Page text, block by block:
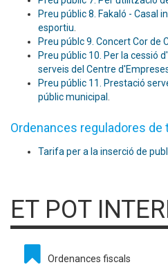
Preu públic 8. Fakaló - Casal
esportiu
Preu públc 9. Concert Cor de
Preu públic 10. Per la cessió
serveis del Centre
Preu públic 11. Prestació
públic municipal
Ordenances reguladores de
Tarifa per a la inserció de
ET POT
Ordenances fiscals